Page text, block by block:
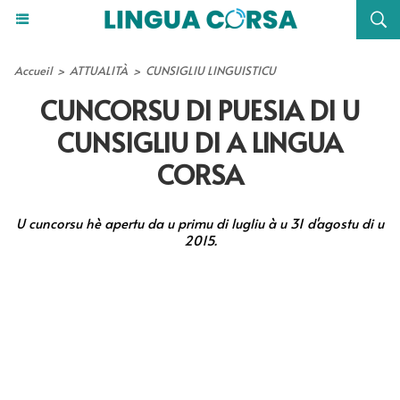
Accueil > ATTUALITÀ > CUNSIGLIU LINGUISTICU
CUNCORSU DI PUESIA DI U
CUNSIGLIU DI A LINGUA
CORSA
U cuncorsu hè apertu da u primu di lugliu à u 31 d'agostu di u
2015.